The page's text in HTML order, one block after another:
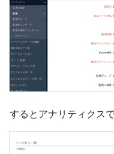
するとアナリティクス